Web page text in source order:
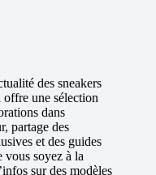
des sneakers
une sélection
dans
partage des
et des guides
vous soyez à la
sur des modèles